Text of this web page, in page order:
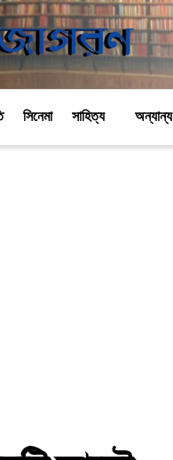
সিনেমা সাহিত্য অন্যান্য